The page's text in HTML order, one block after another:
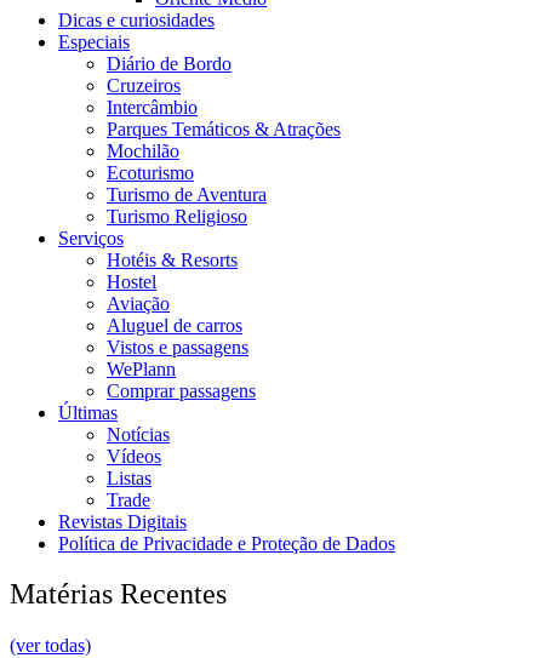
Dicas e curiosidades
Especiais
Diário de Bordo
Cruzeiros
Intercâmbio
Parques Temáticos & Atrações
Mochilão
Ecoturismo
Turismo de Aventura
Turismo Religioso
Serviços
Hotéis & Resorts
Hostel
Aviação
Aluguel de carros
Vistos e passagens
WePlann
Comprar passagens
Últimas
Notícias
Vídeos
Listas
Trade
Revistas Digitais
Política de Privacidade e Proteção de Dados
Matérias Recentes
(ver todas)